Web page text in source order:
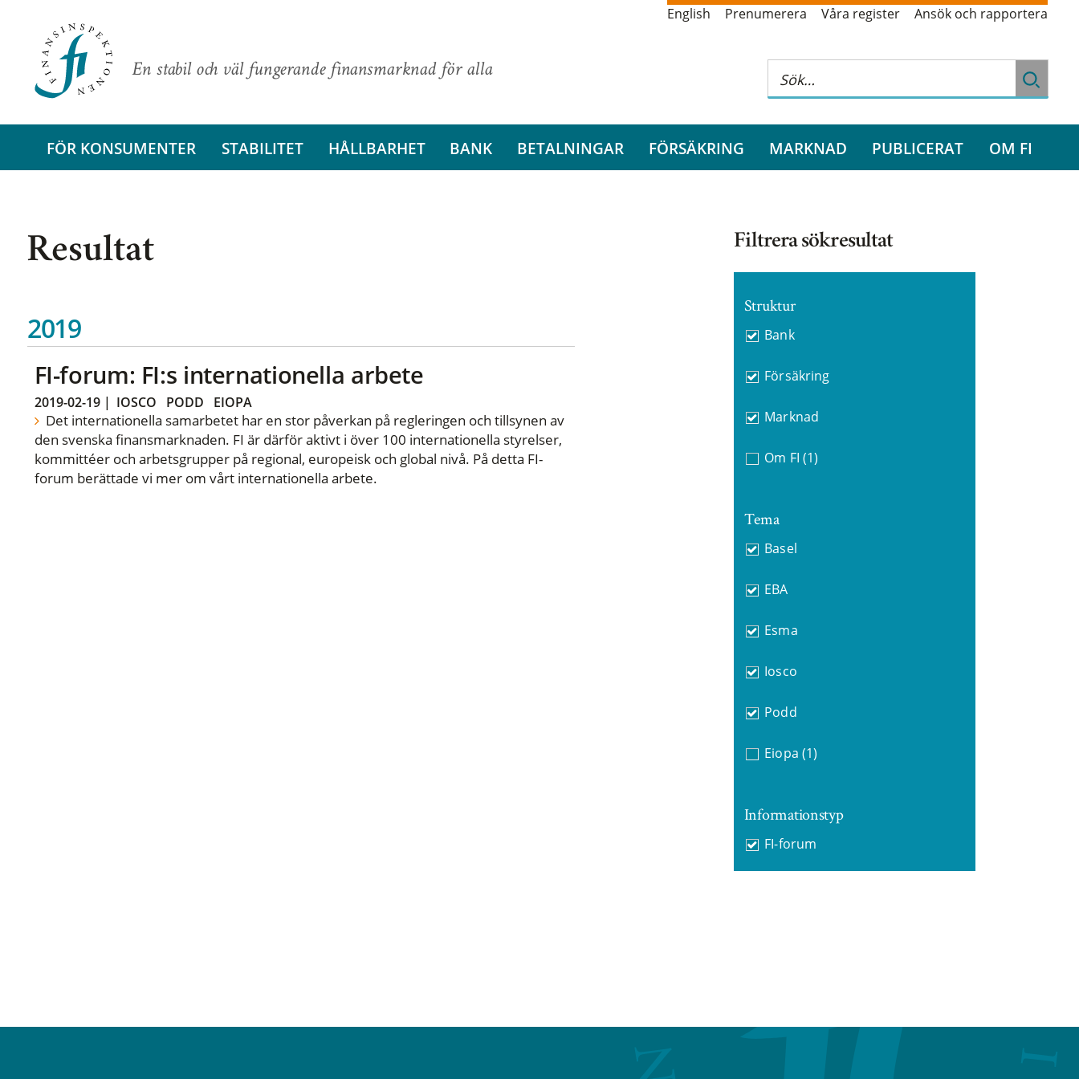
En stabil och väl fungerande finansmarknad för alla
English Prenumerera Våra register Ansök och rapportera
FÖR KONSUMENTER STABILITET HÅLLBARHET BANK BETALNINGAR FÖRSÄKRING MARKNAD PUBLICERAT OM FI
Resultat
2019
FI-forum: FI:s internationella arbete
2019-02-19| IOSCO PODD EIOPA
Det internationella samarbetet har en stor påverkan på regleringen och tillsynen av
den svenska finansmarknaden. FI är därför aktivt i över 100 internationella styrelser,
kommittéer och arbetsgrupper på regional, europeisk och global nivå. På detta FI-
forum berättade vi mer om vårt internationella arbete.
Filtrera sökresultat
Struktur
Bank
Försäkring
Marknad
Om FI (1)
Tema
Basel
EBA
Esma
Iosco
Podd
Eiopa (1)
Informationstyp
FI-forum